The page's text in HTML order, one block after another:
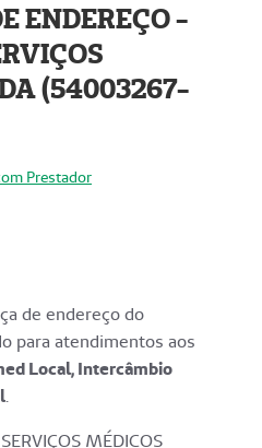
ENDEREÇO -
(54003267-
Prestador
de endereço do
para atendimentos aos
Local, Intercâmbio
.
MÉDICOS